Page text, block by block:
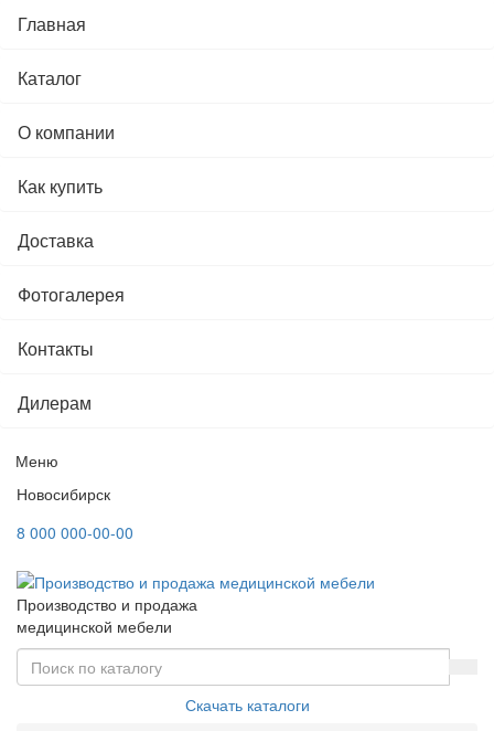
Главная
Каталог
О компании
Как купить
Доставка
Фотогалерея
Контакты
Дилерам
Меню
Новосибирск
8 000 000-00-00
Производство и продажа
медицинской мебели
Скачать каталоги